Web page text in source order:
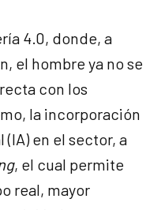
4.0, donde, a
el hombre ya no se
con los
la incorporación
en el sector, a
, el cual permite
real, mayor